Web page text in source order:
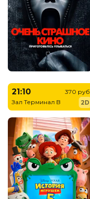
21:10
Зал Терминал B
370 руб.
2D